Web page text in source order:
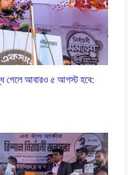
গেলে আবারও ৫ আগস্ট হবে: